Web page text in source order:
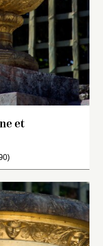
et